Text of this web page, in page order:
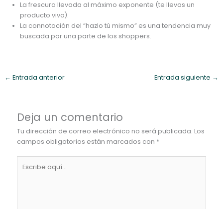
La frescura llevada al máximo exponente (te llevas un
producto vivo).
La connotación del “hazlo tú mismo” es una tendencia muy
buscada por una parte de los shoppers.
← Entrada anterior Entrada siguiente →
Deja un comentario
Tu dirección de correo electrónico no será publicada. Los
campos obligatorios están marcados con *
aquí...